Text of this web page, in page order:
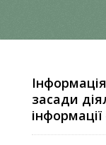
засади